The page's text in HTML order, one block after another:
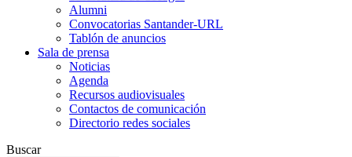
Alumni
Convocatorias Santander-URL
Tablón de anuncios
Sala de prensa
Noticias
Agenda
Recursos audiovisuales
Contactos de comunicación
Directorio redes sociales
Buscar